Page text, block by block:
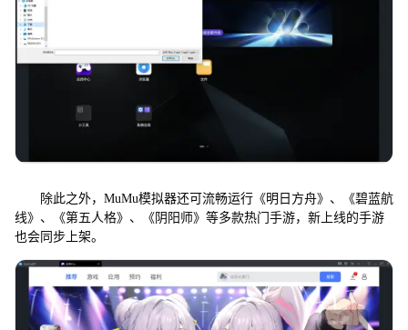
除此之外，MuMu模拟器还可流畅运行《明日方舟》、《碧蓝航
线》、《第五人格》、《阴阳师》等多款热门手游，新上线的手游
也会同步上架。